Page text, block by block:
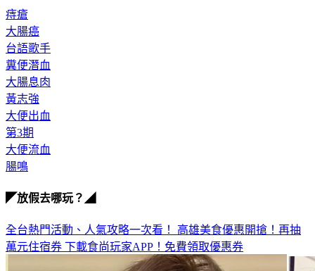
痔瘡
大腸癌
台語歌手
糞便潛血
大腸息肉
黃志強
大便出血
第3期
大便流血
全台熱門活動、人氣攻略一次看！高雄美食優惠開搶！再抽
下載食尚玩家APP！免費領取優惠券